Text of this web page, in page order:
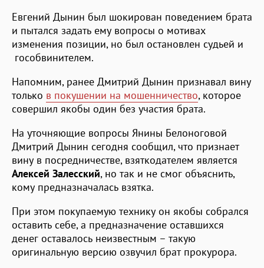
Евгений Дынин был шокирован поведением брата
и пытался задать ему вопросы о мотивах
изменения позиции, но был остановлен судьей и
гособвинителем.
Напомним, ранее Дмитрий Дынин признавал вину
только в покушении на мошенничество, которое
совершил якобы один без участия брата.
На уточняющие вопросы Янины Белоноговой
Дмитрий Дынин сегодня сообщил, что признает
вину в посредничестве, взяткодателем является
Алексей Залесский, но так и не смог объяснить,
кому предназначалась взятка.
При этом покупаемую технику он якобы собрался
оставить себе, а предназначение оставшихся
денег оставалось неизвестным – такую
оригинальную версию озвучил брат прокурора.